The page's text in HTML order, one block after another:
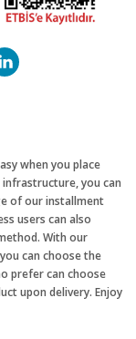
when you place
you can
of our installment
users can also
With our
can choose the
prefer can choose
upon delivery. Enjoy